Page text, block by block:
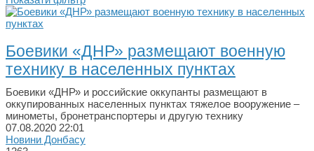
Боевики «ДНР» размещают военную
технику в населенных пунктах
Боевики «ДНР» и российские оккупанты размещают в
оккупированных населенных пунктах тяжелое вооружение –
минометы, бронетранспортеры и другую технику
07.08.2020 22:01
Новини Донбасу